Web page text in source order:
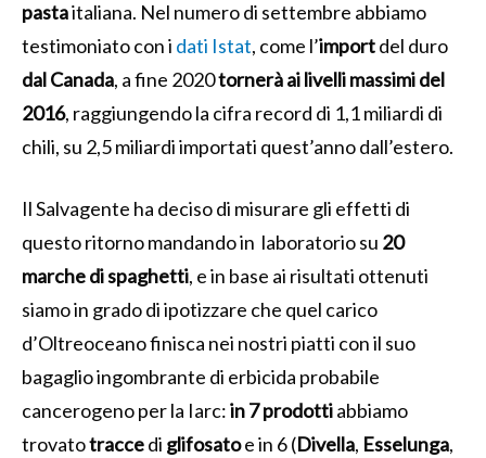
pastaitaliana. Nel numero di settembre abbiamo
testimoniato con i dati Istat, come l’importdel duro
dalCanada, a fine 2020tornerà ai livelli massimi del
2016, raggiungendo la cifra record di 1,1 miliardi di
chili, su 2,5 miliardi importati quest’anno dall’estero.
Il Salvagente ha deciso di misurare gli effetti di
questo ritorno mandando in laboratorio su 20
marche di spaghetti, e in base ai risultati ottenuti
siamo in grado di ipotizzare che quel carico
d’Oltreoceano finisca nei nostri piatti con il suo
bagaglio ingombrante di erbicida probabile
cancerogeno per la Iarc:in 7 prodottiabbiamo
trovatotraccedi glifosatoe in 6 (Divella, Esselunga,